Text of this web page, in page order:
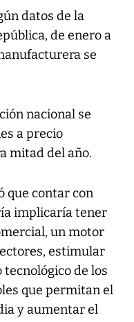
datos de la
de enero a
se
nacional se
a precio
mitad del año.
que contar con
implicaría tener
un motor
estimular
de los
que permitan el
y aumentar el